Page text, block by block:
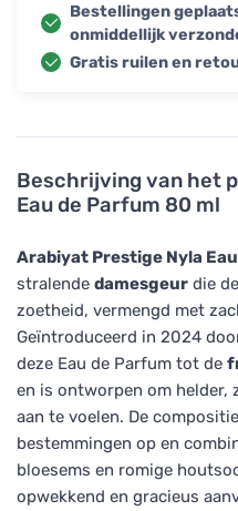
Beschrijving van het
Eau de Parfum 80 ml
Arabiyat Prestige Nyla
stralende damesgeur die
zoetheid, vermengd met
Geïntroduceerd in 2024
deze Eau de Parfum tot de
en is ontworpen om helder,
aan te voelen. De
bestemmingen op en
bloesems en romige
opwekkend en gracieus
Bestellingen
onmiddellijk
Gratis ruilen en